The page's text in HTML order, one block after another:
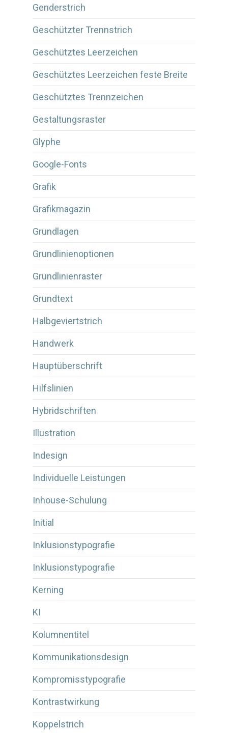
Genderstrich
Geschützter Trennstrich
Geschütztes Leerzeichen
Geschütztes Leerzeichen feste Breite
Geschütztes Trennzeichen
Gestaltungsraster
Glyphe
Google-Fonts
Grafik
Grafikmagazin
Grundlagen
Grundlinienoptionen
Grundlinienraster
Grundtext
Halbgeviertstrich
Handwerk
Hauptüberschrift
Hilfslinien
Hybridschriften
Illustration
Indesign
Individuelle Leistungen
Inhouse-Schulung
Initial
Inklusionstypografie
Inklusionstypografie
Kerning
KI
Kolumnentitel
Kommunikationsdesign
Kompromisstypografie
Kontrastwirkung
Koppelstrich